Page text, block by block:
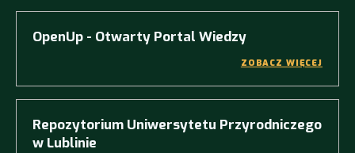
OpenUp - Otwarty Portal Wiedzy
ZOBACZ WIĘCEJ
Repozytorium Uniwersytetu Przyrodniczego
w Lublinie